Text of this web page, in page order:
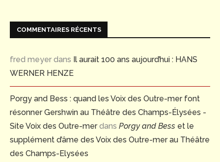
COMMENTAIRES RÉCENTS
fred meyer dans Il aurait 100 ans aujourd’hui : HANS
WERNER HENZE
Porgy and Bess : quand les Voix des Outre-mer font
résonner Gershwin au Théâtre des Champs-Élysées -
Site Voix des Outre-merdans Porgy and Bess et le
supplément d’âme des Voix des Outre-mer au Théâtre
des Champs-Elysées